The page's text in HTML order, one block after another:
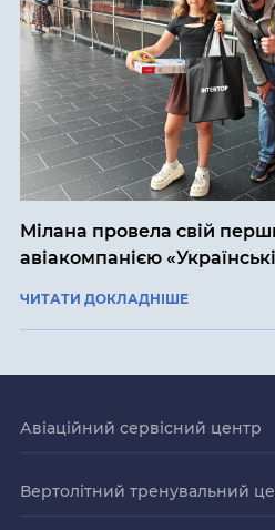
Мілана провела свій
авіакомпанією
ЧИТАТИ ДОКЛАДНІШЕ
Авіаційний сервісний центр
Вертолітний тренувальний